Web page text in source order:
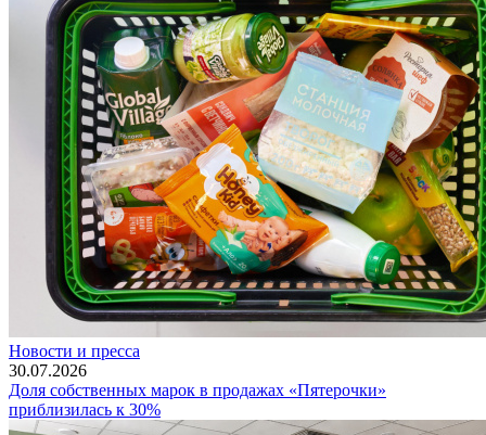
Новости и пресса
30.07.2026
Доля собственных марок в продажах «Пятерочки»
приблизилась к 30%